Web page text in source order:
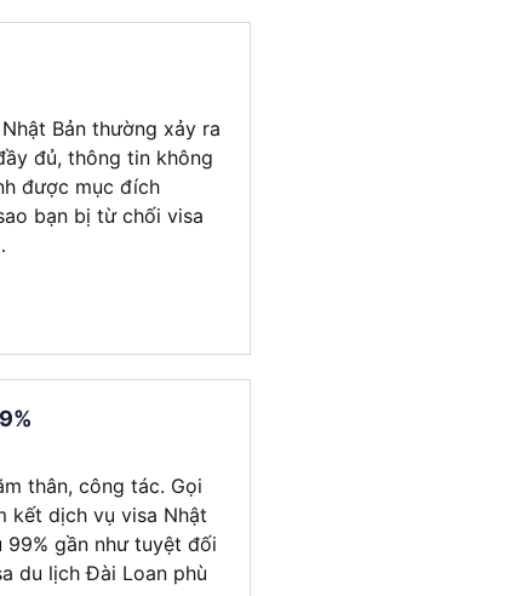
Bản thường xảy ra
đủ, thông tin không
được mục đích
bạn bị từ chối visa
thân, công tác. Gọi
kết dịch vụ visa Nhật
99% gần như tuyệt đối
du lịch Đài Loan phù